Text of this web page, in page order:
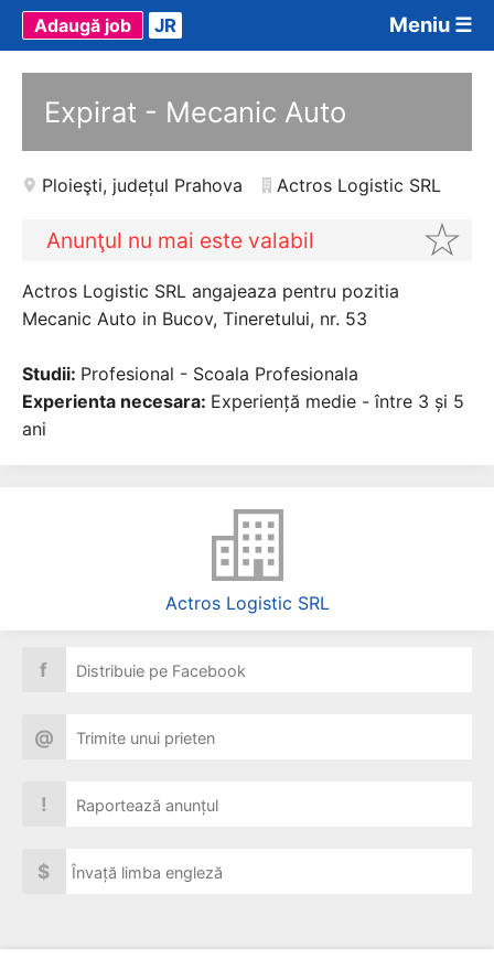
Meniu ☰
Adaugă job JR
Expirat - Mecanic Auto
Ploieşti, județul Prahova Actros Logistic SRL
Anunţul nu mai este valabil
Actros Logistic SRL angajeaza pentru pozitia
Mecanic Auto in Bucov, Tineretului, nr. 53
Studii: Profesional - Scoala Profesionala
Experienta necesara: Experiență medie - între 3 și 5
ani
Actros Logistic SRL
f Distribuie pe Facebook
@ Trimite unui prieten
! Raportează anunțul
$ Învață limba engleză